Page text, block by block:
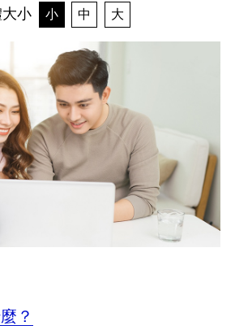
小
小 中 大
？